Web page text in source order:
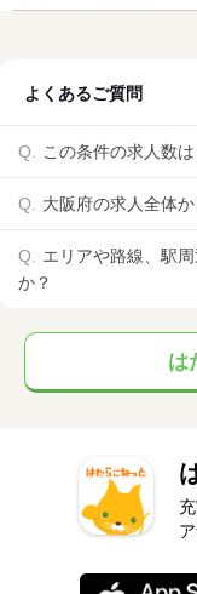
よくあるご質問
この条件の求人数
大阪府の求人全体
エリアや路線、駅
か？
は